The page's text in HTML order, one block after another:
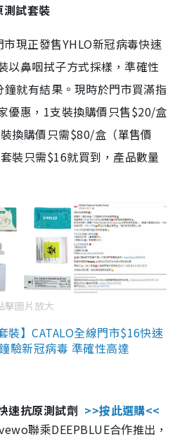
測試套裝
市現正發售YHLO新冠病毒快速
以鼻咽拭子方式採樣，準確性
就有結果。現時於門市買滿指
優惠，1支裝換購價只售$20/盒
換購價只需$80/盒（單售價
裝只需$16就買到，產品數量
擊圖片放大
裝】CATALO全線門市$16快速
驗新冠病毒 準確性高達
速抗原測試劑 >>按此選購<<
聯乘DEEPBLUE合作推出，